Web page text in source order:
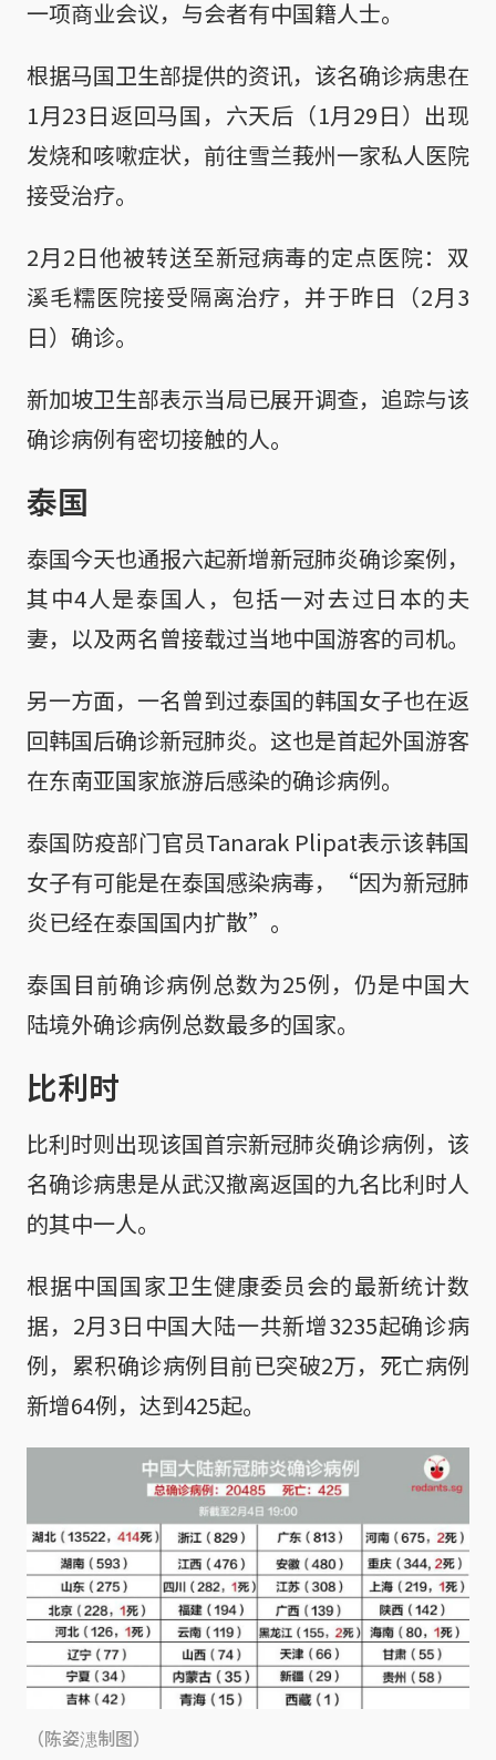
一项商业会议，与会者有中国籍人士。
根据马国卫生部提供的资讯，该名确诊病患在
1月23日返回马国，六天后（1月29日）出现
发烧和咳嗽症状，前往雪兰莪州一家私人医院
接受治疗。
2月2日他被转送至新冠病毒的定点医院：双
溪毛糯医院接受隔离治疗，并于昨日（2月3
日）确诊。
新加坡卫生部表示当局已展开调查，追踪与该
确诊病例有密切接触的人。
泰国
泰国今天也通报六起新增新冠肺炎确诊案例，
其中4人是泰国人，包括一对去过日本的夫
妻，以及两名曾接载过当地中国游客的司机。
另一方面，一名曾到过泰国的韩国女子也在返
回韩国后确诊新冠肺炎。这也是首起外国游客
在东南亚国家旅游后感染的确诊病例。
泰国防疫部门官员Tanarak Plipat表示该韩国
女子有可能是在泰国感染病毒，“因为新冠肺
炎已经在泰国国内扩散”。
泰国目前确诊病例总数为25例，仍是中国大
陆境外确诊病例总数最多的国家。
比利时
比利时则出现该国首宗新冠肺炎确诊病例，该
名确诊病患是从武汉撤离返国的九名比利时人
的其中一人。
根据中国国家卫生健康委员会的最新统计数
据，2月3日中国大陆一共新增3235起确诊病
例，累积确诊病例目前已突破2万，死亡病例
新增64例，达到425起。
（陈姿潓制图）